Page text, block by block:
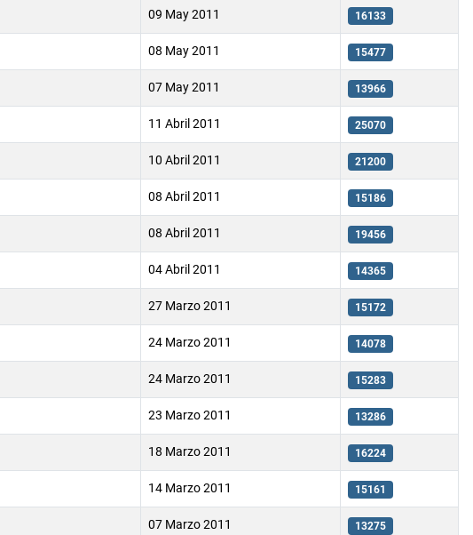
09 May 2011 16133
08 May 2011 15477
07 May 2011 13966
11 Abril 2011 25070
10 Abril 2011 21200
08 Abril 2011 15186
08 Abril 2011 19456
04 Abril 2011 14365
27 Marzo 2011 15172
24 Marzo 2011 14078
24 Marzo 2011 15283
23 Marzo 2011 13286
18 Marzo 2011 16224
14 Marzo 2011 15161
07 Marzo 2011 13275